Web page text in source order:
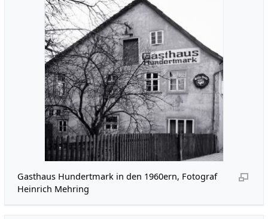
Gasthaus Hundertmark in den 1960ern, Fotograf
Heinrich Mehring